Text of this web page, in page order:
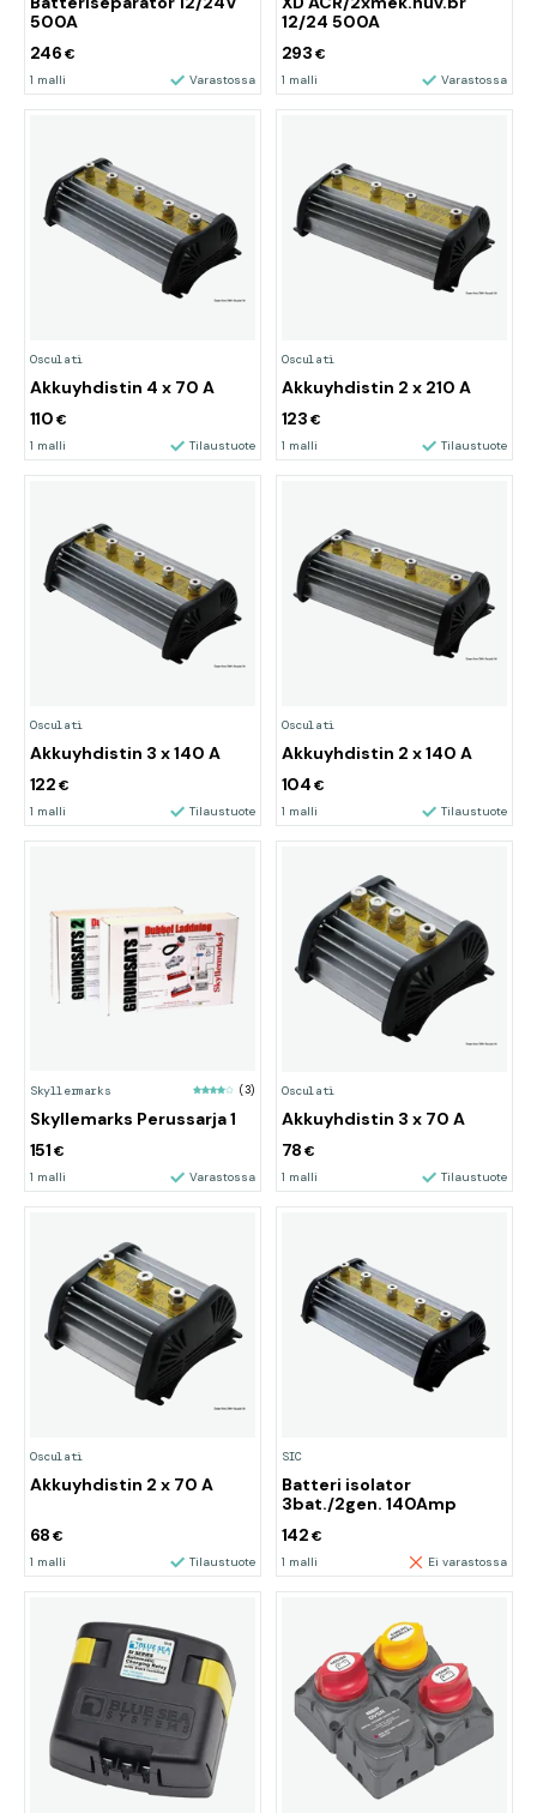
500A
246 €
1 malli Varastossa
12/24 500A
293 €
1 malli Varastossa
Osculati
Akkuyhdistin 4 x 70 A
110 €
1 malli Tilaustuote
Osculati
Akkuyhdistin 2 x 210 A
123 €
1 malli Tilaustuote
Osculati
Akkuyhdistin 3 x 140 A
122 €
1 malli Tilaustuote
Osculati
Akkuyhdistin 2 x 140 A
104 €
1 malli Tilaustuote
Skyllermarks (3)
Skyllemarks Perussarja 1
151 €
1 malli Varastossa
Osculati
Akkuyhdistin 3 x 70 A
78€
1 malli Tilaustuote
Osculati
Akkuyhdistin 2 x 70 A
68€
1 malli Tilaustuote
SIC
Batteri isolator
3bat./2gen. 140Amp
142 €
1 malli Ei varastossa